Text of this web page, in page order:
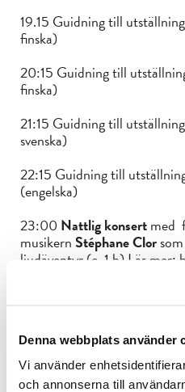
Denna webbplats använder
Vi använder
och annonserna till
19.15 Guidning till
finska)
20:15 Guidning till
finska)
21:15 Guidning till
svenska)
22:15 Guidning till
(engelska)
23:00 Nattlig konsertmed
musikernStéphane Clor
ljudäventyr (c. 1 h) Läs mer:
Max. 25 personer per
först till kvarn-principen.
an-bara-gubbar/